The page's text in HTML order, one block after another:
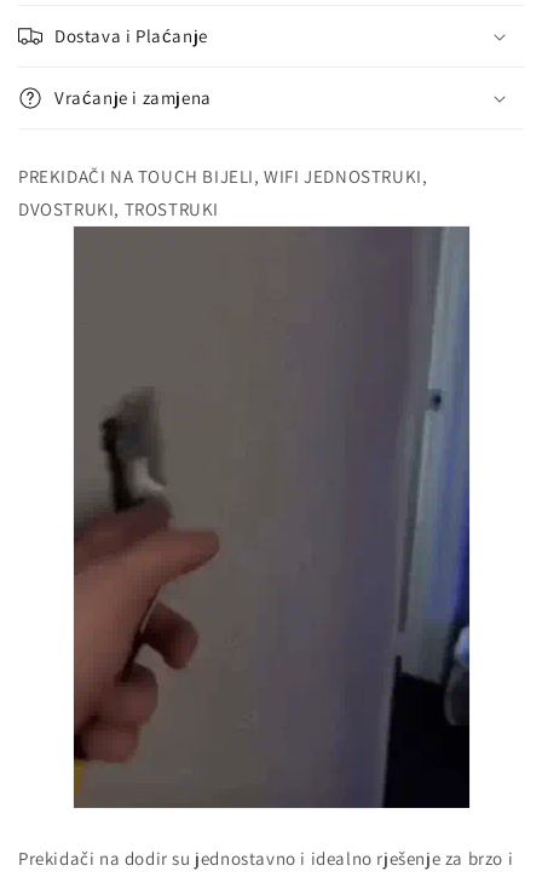
Dostava i Plaćanje
Vraćanje i zamjena
PREKIDAČI NA TOUCH BIJELI, WIFI JEDNOSTRUKI,
DVOSTRUKI, TROSTRUKI
Prekidači na dodir su jednostavno i idealno rješenje za brzo i